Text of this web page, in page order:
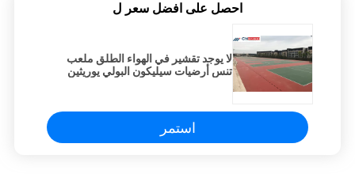
احصل على افضل سعر ل
لا يوجد تقشير في الهواء الطلق ملعب
تنس أرضيات سيليكون البولي يوريثين
استمر